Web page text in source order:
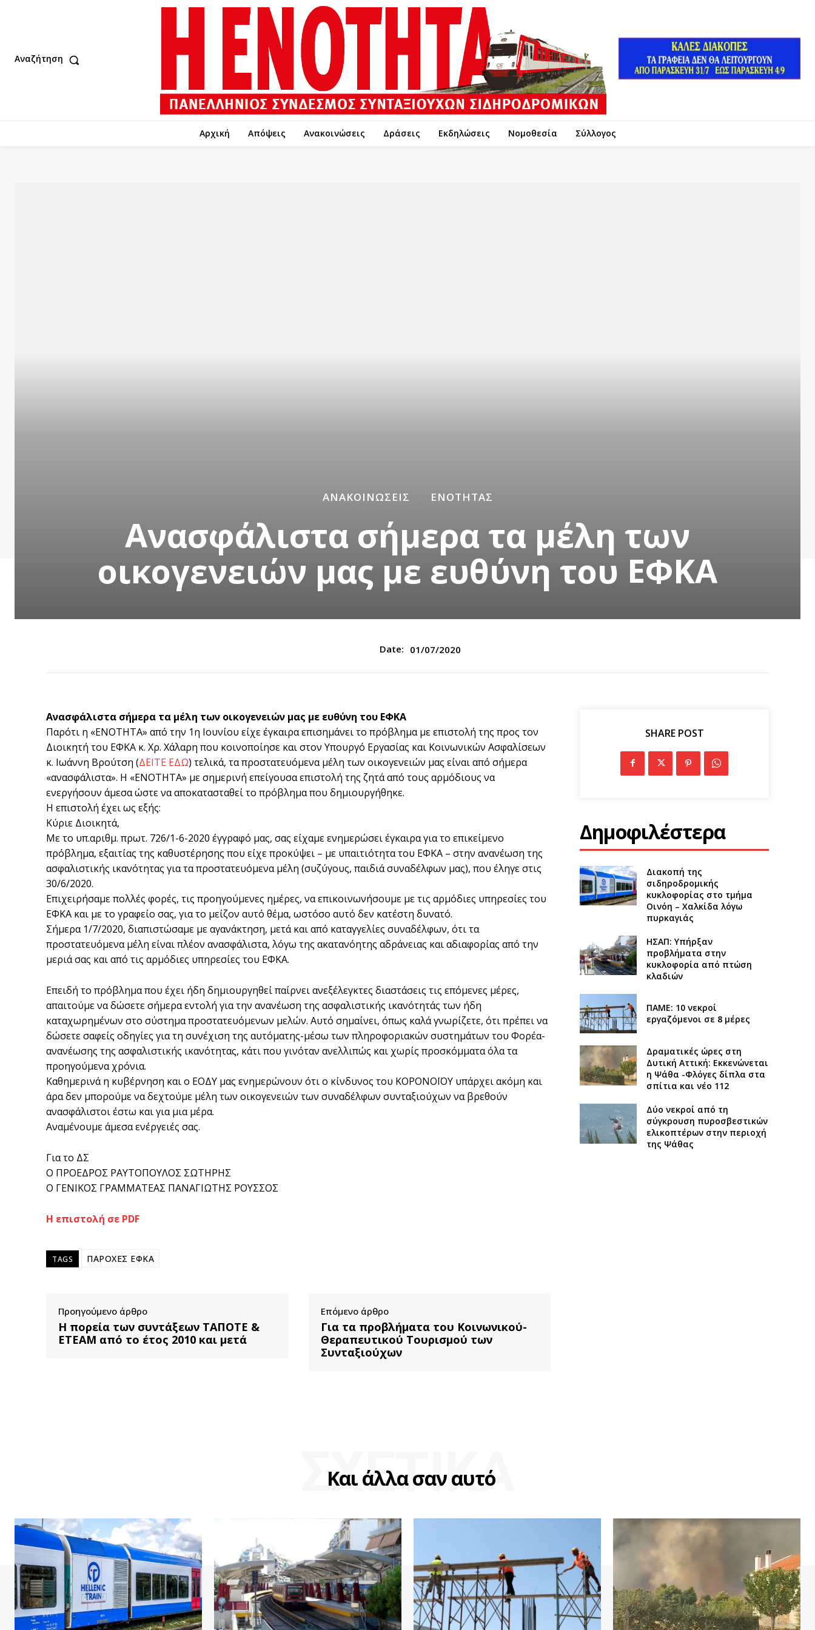
Αναζήτηση
Αρχική Απόψεις Ανακοινώσεις Δράσεις Εκδηλώσεις Νομοθεσία Σύλλογος
ΑΝΑΚΟΙΝΏΣΕΙΣ ΕΝΌΤΗΤΑΣ
Ανασφάλιστα σήμερα τα μέλη των
οικογενειών μας με ευθύνη του ΕΦΚΑ
Date: 01/07/2020
Ανασφάλιστα σήμερα τα μέλη των οικογενειών μας με ευθύνη του ΕΦΚΑ
Παρότι η «ΕΝΟΤΗΤΑ» από την 1η Ιουνίου είχε έγκαιρα επισημάνει το πρόβλημα με επιστολή της προς τον
Διοικητή του ΕΦΚΑ κ. Χρ. Χάλαρη που κοινοποίησε και στον Υπουργό Εργασίας και Κοινωνικών Ασφαλίσεων
κ. Ιωάννη Βρούτση (ΔΕΙΤΕ ΕΔΩ) τελικά, τα προστατευόμενα μέλη των οικογενειών μας είναι από σήμερα
«ανασφάλιστα». Η «ΕΝΟΤΗΤΑ» με σημερινή επείγουσα επιστολή της ζητά από τους αρμόδιους να
ενεργήσουν άμεσα ώστε να αποκατασταθεί το πρόβλημα που δημιουργήθηκε.
Η επιστολή έχει ως εξής:
Κύριε Διοικητά,
Με το υπ.αριθμ. πρωτ. 726/1-6-2020 έγγραφό μας, σας είχαμε ενημερώσει έγκαιρα για το επικείμενο
πρόβλημα, εξαιτίας της καθυστέρησης που είχε προκύψει – με υπαιτιότητα του ΕΦΚΑ – στην ανανέωση της
ασφαλιστικής ικανότητας για τα προστατευόμενα μέλη (συζύγους, παιδιά συναδέλφων μας), που έληγε στις
30/6/2020.
Επιχειρήσαμε πολλές φορές, τις προηγούμενες ημέρες, να επικοινωνήσουμε με τις αρμόδιες υπηρεσίες του
ΕΦΚΑ και με το γραφείο σας, για το μείζον αυτό θέμα, ωστόσο αυτό δεν κατέστη δυνατό.
Σήμερα 1/7/2020, διαπιστώσαμε με αγανάκτηση, μετά και από καταγγελίες συναδέλφων, ότι τα
προστατευόμενα μέλη είναι πλέον ανασφάλιστα, λόγω της ακατανόητης αδράνειας και αδιαφορίας από την
μεριά σας και από τις αρμόδιες υπηρεσίες του ΕΦΚΑ.
Επειδή το πρόβλημα που έχει ήδη δημιουργηθεί παίρνει ανεξέλεγκτες διαστάσεις τις επόμενες μέρες,
απαιτούμε να δώσετε σήμερα εντολή για την ανανέωση της ασφαλιστικής ικανότητάς των ήδη
καταχωρημένων στο σύστημα προστατευόμενων μελών. Αυτό σημαίνει, όπως καλά γνωρίζετε, ότι πρέπει να
δώσετε σαφείς οδηγίες για τη συνέχιση της αυτόματης-μέσω των πληροφοριακών συστημάτων του Φορέα-
ανανέωσης της ασφαλιστικής ικανότητας, κάτι που γινόταν ανελλιπώς και χωρίς προσκόμματα όλα τα
προηγούμενα χρόνια.
Καθημερινά η κυβέρνηση και ο ΕΟΔΥ μας ενημερώνουν ότι ο κίνδυνος του ΚΟΡΟΝΟΪΟΥ υπάρχει ακόμη και
άρα δεν μπορούμε να δεχτούμε μέλη των οικογενειών των συναδέλφων συνταξιούχων να βρεθούν
ανασφάλιστοι έστω και για μια μέρα.
Αναμένουμε άμεσα ενέργειές σας.
Για το ΔΣ
Ο ΠΡΟΕΔΡΟΣ ΡΑΥΤΟΠΟΥΛΟΣ ΣΩΤΗΡΗΣ
Ο ΓΕΝΙΚΟΣ ΓΡΑΜΜΑΤΕΑΣ ΠΑΝΑΓΙΩΤΗΣ ΡΟΥΣΣΟΣ
Η επιστολή σε PDF
TAGS ΠΑΡΟΧΕΣ ΕΦΚΑ
Προηγούμενο άρθρο
Η πορεία των συντάξεων ΤΑΠΟΤΕ &
ΕΤΕΑΜ από το έτος 2010 και μετά
Επόμενο άρθρο
Για τα προβλήματα του Κοινωνικού-
Θεραπευτικού Τουρισμού των
Συνταξιούχων
SHARE POST
Δημοφιλέστερα
Διακοπή της
σιδηροδρομικής
κυκλοφορίας στο τμήμα
Οινόη – Χαλκίδα λόγω
πυρκαγιάς
ΗΣΑΠ: Υπήρξαν
προβλήματα στην
κυκλοφορία από πτώση
κλαδιών
ΠΑΜΕ: 10 νεκροί
εργαζόμενοι σε 8 μέρες
Δραματικές ώρες στη
Δυτική Αττική: Εκκενώνεται
η Ψάθα -Φλόγες δίπλα στα
σπίτια και νέο 112
Δύο νεκροί από τη
σύγκρουση πυροσβεστικών
ελικοπτέρων στην περιοχή
της Ψάθας
Και άλλα σαν αυτό
ΣΧΕΤΙΚΑ